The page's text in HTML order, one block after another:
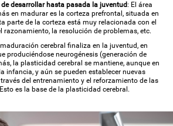
de desarrollar hasta pasada la juventud: El área
en madurar es la corteza prefrontal, situada en
parte de la corteza está muy relacionada con el
razonamiento, la resolución de problemas, etc.
cerebral finaliza en la juventud, en
produciéndose neurogénesis (generación de
la plasticidad cerebral se mantiene, aunque en
infancia, y aún se pueden establecer nuevas
del entrenamiento y el reforzamiento de las
es la base de la plasticidad cerebral.